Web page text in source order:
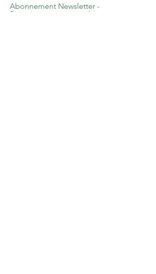
Abonnement Newsletter -
Renseignez votre email